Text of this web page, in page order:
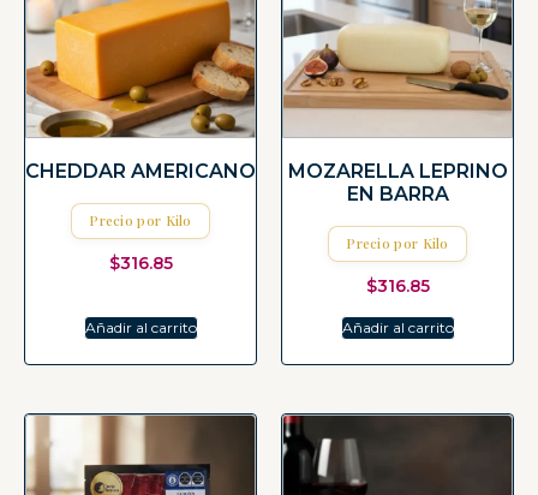
CHEDDAR AMERICANO
Precio por Kilo
$316.85
Añadir al carrito
MOZARELLA LEPRINO
EN BARRA
Precio por Kilo
$316.85
Añadir al carrito